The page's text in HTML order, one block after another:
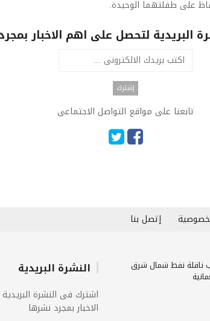
على طفلتهما الوحيدة.
البريدية لتحصل على اهم الاخبار
تابعنا على مواقع التواصل الاجتماعى
إتصل بنا
ناقلة نفط شمال شرق النشرة البريدية
اشترك فى النشرة
الاخبار بمجرد نشرها